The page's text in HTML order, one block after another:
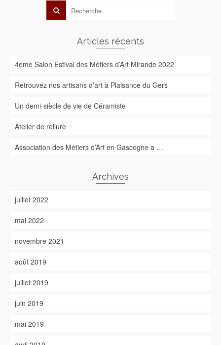
Articles récents
4eme Salon Estival des Métiers d’Art Mirande 2022
Retrouvez nos artisans d’art à Plaisance du Gers
Un demi-siècle de vie de Céramiste
Atelier de reliure
Association des Métiers d’Art en Gascogne a …
Archives
juillet 2022
mai 2022
novembre 2021
août 2019
juillet 2019
juin 2019
mai 2019